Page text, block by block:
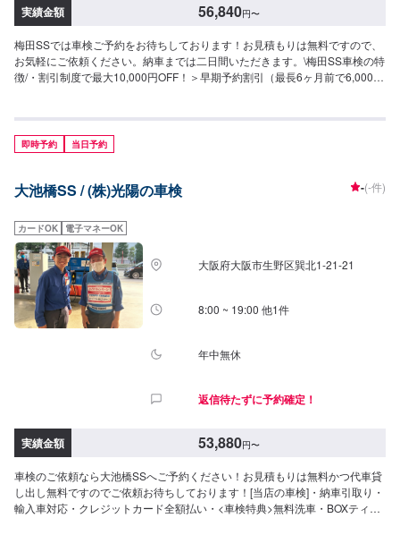
実績金額 56,840円〜
梅田SSでは車検ご予約をお待ちしております！お見積もりは無料ですので、
お気軽にご依頼ください。納車までは二日間いただきます。\梅田SS車検の特
徴/・割引制度で最大10,000円OFF！＞早期予約割引（最長6ヶ月前で6,000円
コーティング施工（室内清掃つき）＞ガソリン・軽油の割引券（半年間使用
可能・10円引き・ほかのクーポンとの併用は不可）＞BOXティッシュ20箱プ
レゼント・無料代車あり・納車引取り・輸入車対応・クレジットカード全額
検（即日納車）安全点検92項目付！56,840円〜（軽自動車）67,050円〜（小
円〜（HV車）○セーフティ車検（即日納車）安全点検130項目付！64,440
円〜（軽自動車）81,350円〜（小型車〜1t）91,750円〜（中型車〜1.5t）
99,950円〜（大型車〜2t）79,950円〜（HV車）○安心車検（即日納車）安全
点検170項目付！79,840円〜（軽自動車）97,850円〜（小型車〜1t）109,350
円〜（中型車〜1.5t）120,850円〜（大型車〜2t）96,440円〜（HV車）[注意]
改造車など一部の車両で車検が実施できない場合がございます。重量税など
状況により変動するお車もございます。一部の外国車、団＝ぶるタイヤは＋
即時予約 当日予約
大池橋SS / (株)光陽の車検 -(-件)
カードOK 電子マネーOK
大阪府大阪市生野区巽北1-21-21
8:00 ~ 19:00 他1件
年中無休
返信待たずに予約確定！
実績金額 53,880円〜
車検のご依頼なら大池橋SSへご予約ください！お見積もりは無料かつ代車貸
し出し無料ですのでご依頼お待ちしております！[当店の車検]・納車引取り・
輸入車対応・クレジットカード全額払い・<車検特典>無料洗車・BOXティッ